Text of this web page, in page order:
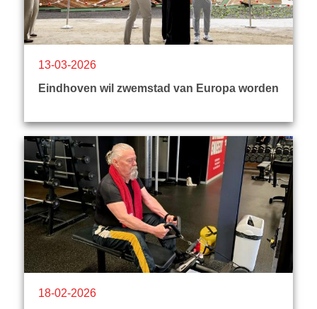
Eindhoven wil zwemstad van Europa worden
13-03-2026
18-02-2026